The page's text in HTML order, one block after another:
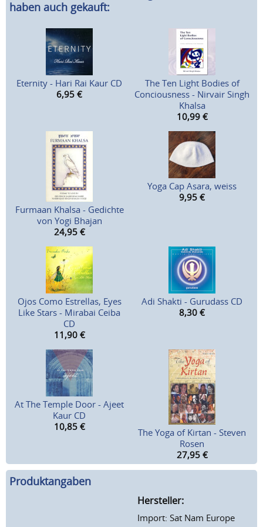
haben auch gekauft:
Eternity - Hari Rai Kaur CD
6,95 €
The Ten Light Bodies of
Conciousness - Nirvair Singh
Khalsa
10,99 €
Furmaan Khalsa - Gedichte
von Yogi Bhajan
24,95 €
Yoga Cap Asara, weiss
9,95 €
Ojos Como Estrellas, Eyes
Like Stars - Mirabai Ceiba
CD
11,90 €
Adi Shakti - Gurudass CD
8,30 €
At The Temple Door - Ajeet
Kaur CD
10,85 €
The Yoga of Kirtan - Steven
Rosen
27,95 €
Produktangaben
Hersteller:
Import: Sat Nam Europe